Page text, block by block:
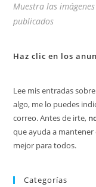
Muestra las
publicados
Haz clic en los
Lee mis entradas
algo, me lo puedes
correo. Antes de irte,
que ayuda a mantener
mejor para todos.
Categorías